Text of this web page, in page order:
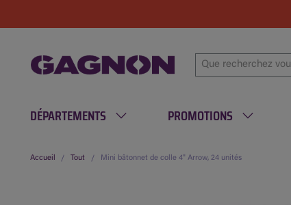
DÉPARTEMENTS PROMOTIONS
Accueil Tout Mini bâtonnet de colle 4" Arrow, 24 unités